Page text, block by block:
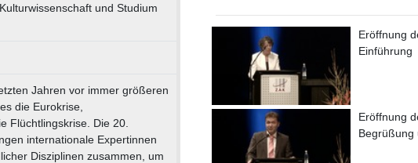
und Studium
Jahren vor immer größeren
die Eurokrise,
Flüchtlingskrise. Die 20.
internationale Expertinnen
Disziplinen zusammen, um
Eröffnung
Einführung
Eröffnung
Begrüßung